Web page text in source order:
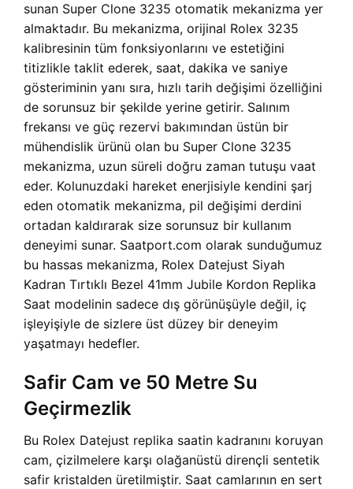
sunan Super Clone 3235 otomatik mekanizma yer
almaktadır. Bu mekanizma, orijinal Rolex 3235
kalibresinin tüm fonksiyonlarını ve estetiğini
titizlikle taklit ederek, saat, dakika ve saniye
gösteriminin yanı sıra, hızlı tarih değişimi özelliğini
de sorunsuz bir şekilde yerine getirir. Salınım
frekansı ve güç rezervi bakımından üstün bir
mühendislik ürünü olan bu Super Clone 3235
mekanizma, uzun süreli doğru zaman tutuşu vaat
eder. Kolunuzdaki hareket enerjisiyle kendini şarj
eden otomatik mekanizma, pil değişimi derdini
ortadan kaldırarak size sorunsuz bir kullanım
deneyimi sunar. Saatport.com olarak sunduğumuz
bu hassas mekanizma, Rolex Datejust Siyah
Kadran Tırtıklı Bezel 41mm Jubile Kordon Replika
Saat modelinin sadece dış görünüşüyle değil, iç
işleyişiyle de sizlere üst düzey bir deneyim
yaşatmayı hedefler.
Safir Cam ve 50 Metre Su
Geçirmezlik
Bu Rolex Datejust replika saatin kadranını koruyan
cam, çizilmelere karşı olağanüstü dirençli sentetik
safir kristalden üretilmiştir. Saat camlarının en sert